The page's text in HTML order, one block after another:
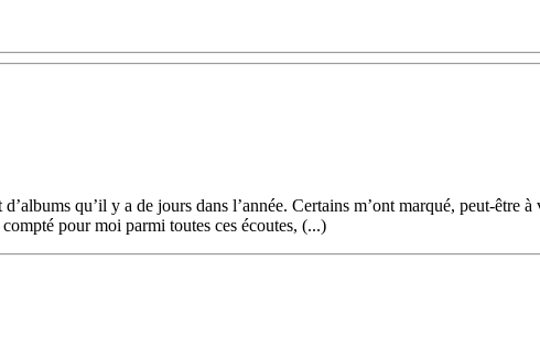
qu’il y a de jours dans l’année. Certains m’ont marqué, peut-être
pour moi parmi toutes ces écoutes, (...)